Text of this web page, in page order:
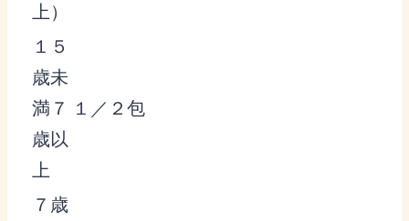
上）
１５
歳未
満７
歳以
上
１／２包
７歳